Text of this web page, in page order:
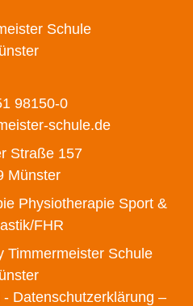
98150-0
schule.de
Straße 157
Münster
Physiotherapie Sport &
FHR
Timmermeister Schule
- Datenschutzerklärung –